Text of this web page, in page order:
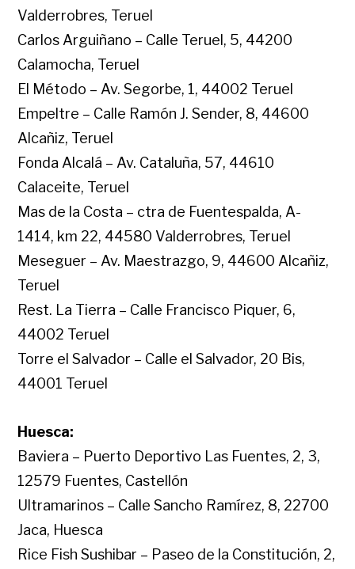
Valderrobres, Teruel
Carlos Arguiñano – Calle Teruel, 5, 44200
Calamocha, Teruel
El Método – Av. Segorbe, 1, 44002 Teruel
Empeltre – Calle Ramón J. Sender, 8, 44600
Alcañiz, Teruel
Fonda Alcalá – Av. Cataluña, 57, 44610
Calaceite, Teruel
Mas de la Costa – ctra de Fuentespalda, A-
1414, km 22, 44580 Valderrobres, Teruel
Meseguer – Av. Maestrazgo, 9, 44600 Alcañiz,
Teruel
Rest. La Tierra – Calle Francisco Piquer, 6,
44002 Teruel
Torre el Salvador – Calle el Salvador, 20 Bis,
44001 Teruel
Huesca:
Baviera – Puerto Deportivo Las Fuentes, 2, 3,
12579 Fuentes, Castellón
Ultramarinos – Calle Sancho Ramírez, 8, 22700
Jaca, Huesca
Rice Fish Sushibar – Paseo de la Constitución, 2,